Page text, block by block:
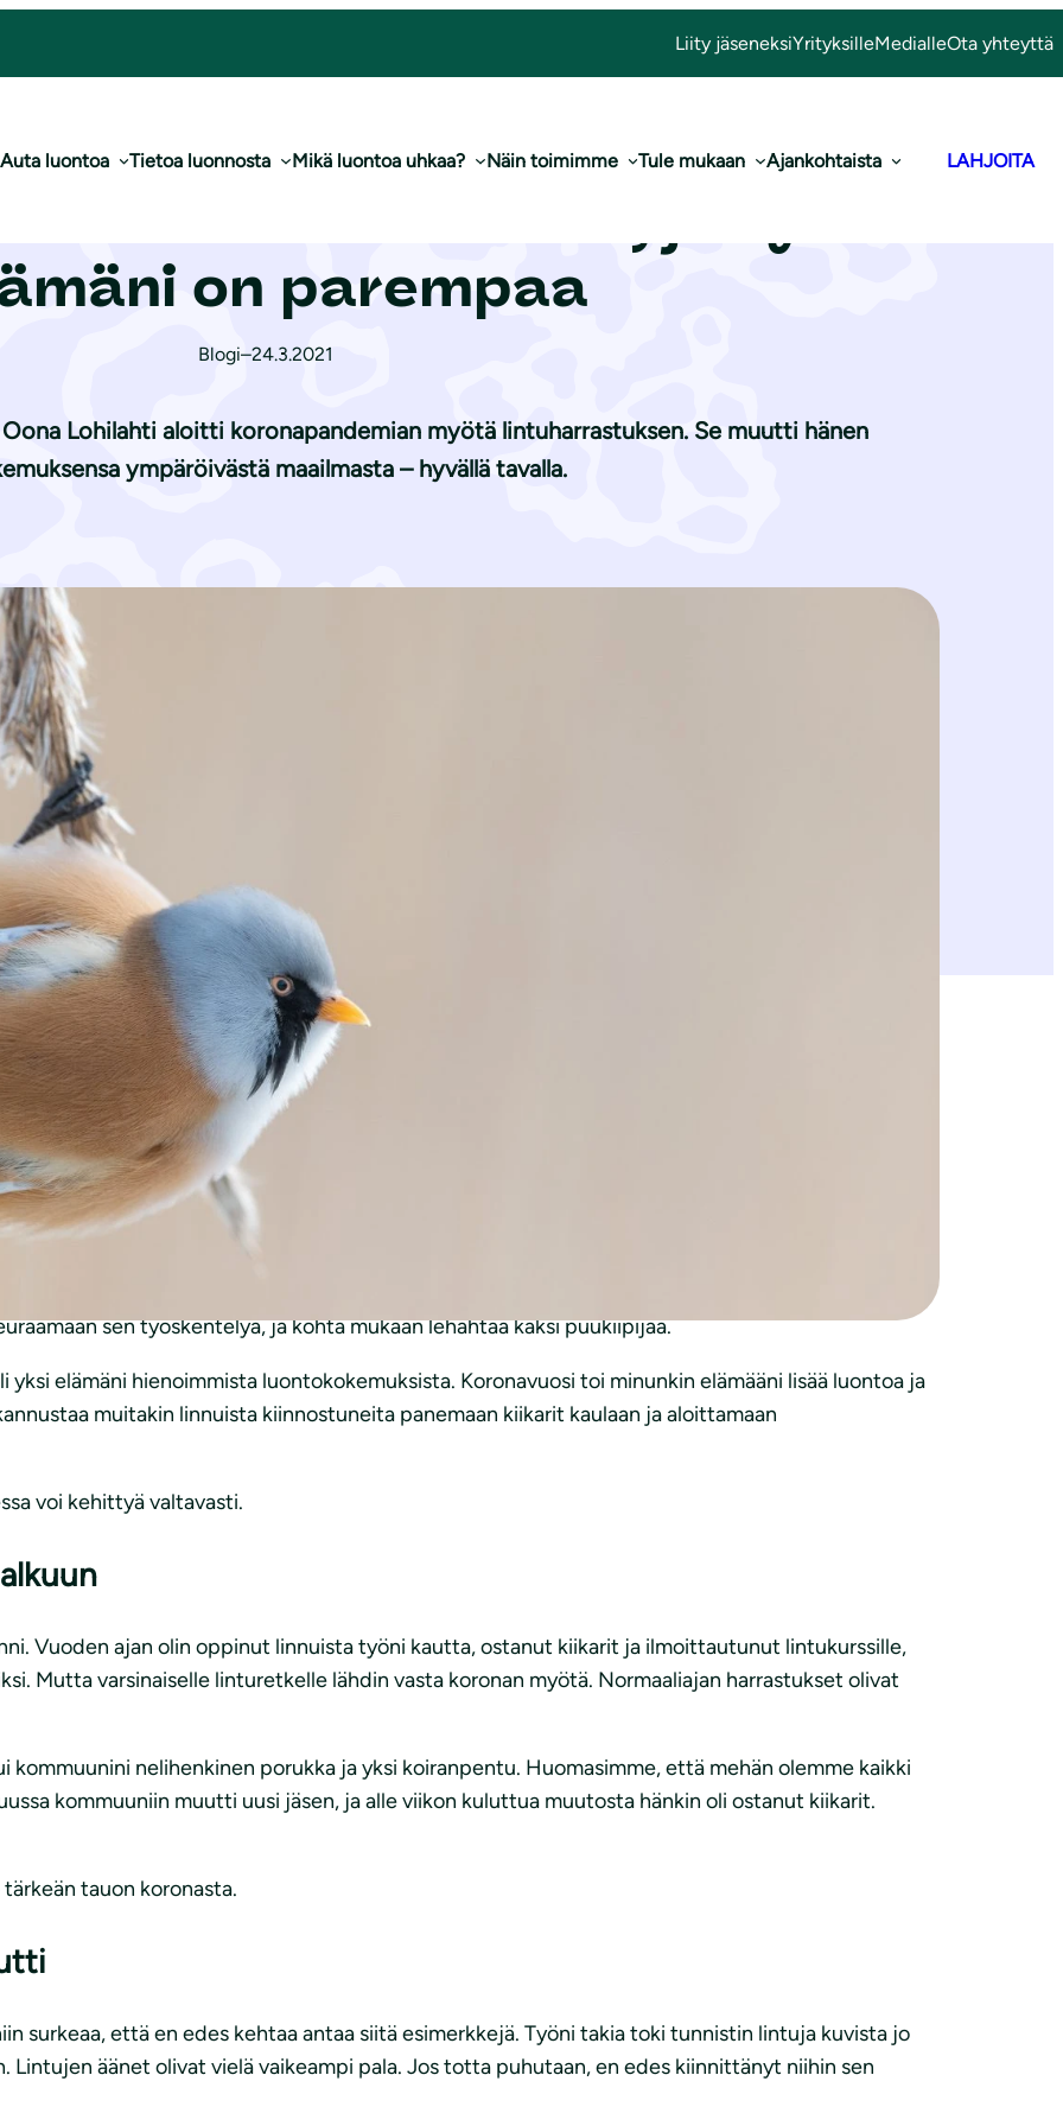
Liity jäseneksiYrityksilleMedialleOta yhteyttä
Auta luontoa Tietoa luonnosta Mikä luontoa uhkaa? Näin toimimme Tule mukaan Ajankohtaista LAHJOITA
ja nyt elämäni on parempaa
on parempaa
Blogi–24.3.2021
Oona Lohilahti aloitti koronapandemian myötä lintuharrastuksen. Se muutti hänen
ympäröivästä maailmasta – hyvällä tavalla.
hangen keskellä tunnen olevani satumetsässä. Yritän painaa kaiken mieleeni. Lumen äänet jalkojen
talvea juuri tällaisena – kun pakkanen nipistelee poskia ja aurinkolasit on kaivettava esiin jo
Nak… nak… nak… Lintutuntemukseni on ottanut vuoden aikana sen verran ison harppauksen, että
ääntä en ole ennen kuullut. Pian näen yhden puun rungon tienoilta, kuinka puun kuori lentää ja
kuinka sydämeni oikein hyppää ilosta. Vaikuttava, variksen kokoinen tikka on kuorinut jo
sen työskentelyä, ja kohta mukaan lehahtaa kaksi puukiipijää.
yksi elämäni hienoimmista luontokokemuksista. Koronavuosi toi minunkin elämääni lisää luontoa ja
muitakin linnuista kiinnostuneita panemaan kiikarit kaulaan ja aloittamaan
voi kehittyä valtavasti.
Vuoden ajan olin oppinut linnuista työni kautta, ostanut kiikarit ja ilmoittautunut lintukurssille,
Mutta varsinaiselle linturetkelle lähdin vasta koronan myötä. Normaaliajan harrastukset olivat
kommuunini nelihenkinen porukka ja yksi koiranpentu. Huomasimme, että mehän olemme kaikki
kommuuniin muutti uusi jäsen, ja alle viikon kuluttua muutosta hänkin oli ostanut kiikarit.
tauon koronasta.
surkeaa, että en edes kehtaa antaa siitä esimerkkejä. Työni takia toki tunnistin lintuja kuvista jo
Lintujen äänet olivat vielä vaikeampi pala. Jos totta puhutaan, en edes kiinnittänyt niihin sen